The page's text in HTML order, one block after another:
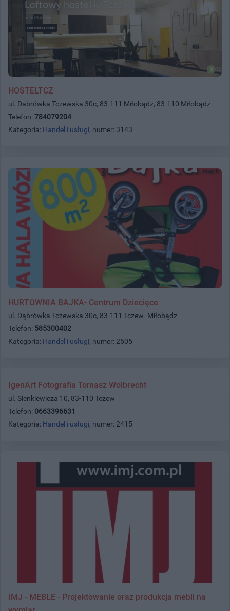
HOSTELTCZ
ul. Dabrówka Tczewska 30c, 83-111 Miłobądz, 83-110 Miłobądz
Telefon: 784079204
Kategoria: Handel i usługi, numer: 3143
HURTOWNIA BAJKA- Centrum Dziecięce
ul. Dąbrówka Tczewska 30c, 83-111 Tczew- Miłobądz
Telefon: 585300402
Kategoria: Handel i usługi, numer: 2605
IgenArt Fotografia Tomasz Wolbrecht
ul. Sienkiewicza 10, 83-110 Tczew
Telefon: 0663396631
Kategoria: Handel i usługi, numer: 2415
IMJ - MEBLE - Projektowanie oraz produkcja mebli na